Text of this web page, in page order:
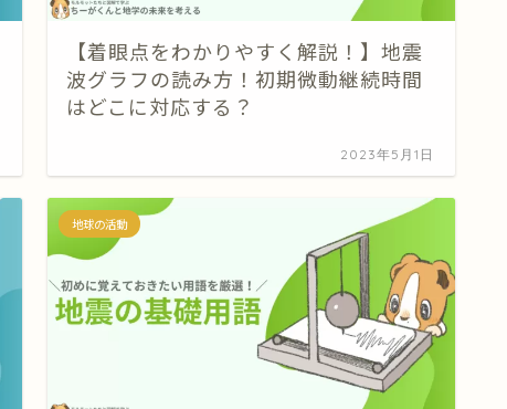
【着眼点をわかりやすく解説！】地震
波グラフの読み方！初期微動継続時間
はどこに対応する？
2023年5月1日
地球の活動